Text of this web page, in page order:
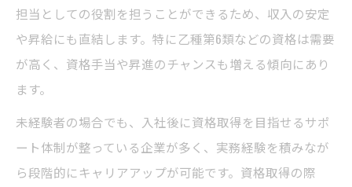
担当としての役割を担うことができるため、収入の安定
や昇給にも直結します。特に乙種第6類などの資格は需要
が高く、資格手当や昇進のチャンスも増える傾向にあり
ます。
未経験者の場合でも、入社後に資格取得を目指せるサポ
ート体制が整っている企業が多く、実務経験を積みなが
ら段階的にキャリアアップが可能です。資格取得の際